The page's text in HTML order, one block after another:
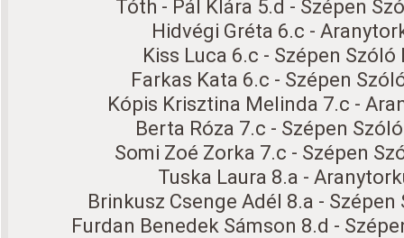
Tóth - Pál Klára 5.d - Szépen
Hidvégi Gréta 6.c -
Kiss Luca 6.c - Szépen
Farkas Kata 6.c - Szépen
Kópis Krisztina Melinda 7.c -
Berta Róza 7.c - Szépen
Somi Zoé Zorka 7.c - Szépen
Tuska Laura 8.a -
Brinkusz Csenge Adél 8.a -
Furdan Benedek Sámson 8.d -